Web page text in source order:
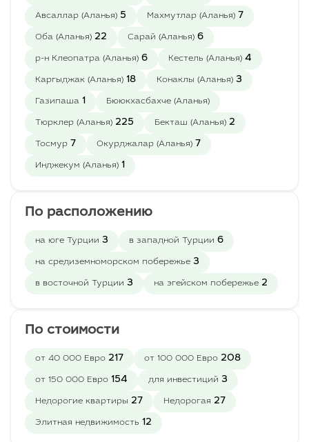
Авсаллар (Аланья) 5 Махмутлар (Аланья) 7
Оба (Аланья) 22 Сарай (Аланья) 6
р-н Клеопатра (Аланья) 6 Кестель (Аланья) 4
Каргыджак (Аланья) 18 Конаклы (Аланья) 3
Газипаша 1 Бююкхасбахче (Аланья)
Тюрклер (Аланья) 225 Бекташ (Аланья) 2
Тосмур 7 Окурджалар (Аланья) 7
Инджекум (Аланья) 1
По расположению
на юге Турции 3 в западной Турции 6
на средиземноморском побережье 3
в восточной Турции 3 на эгейском побережье 2
По стоимости
от 40 000 Евро 217 от 100 000 Евро 208
от 150 000 Евро 154 для инвестиций 3
Недорогие квартиры 27 Недорогая 27
Элитная недвижимость 12